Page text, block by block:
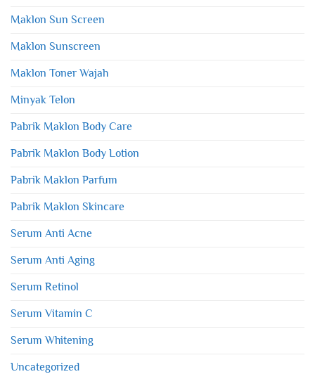
Maklon Sun Screen
Maklon Sunscreen
Maklon Toner Wajah
Minyak Telon
Pabrik Maklon Body Care
Pabrik Maklon Body Lotion
Pabrik Maklon Parfum
Pabrik Maklon Skincare
Serum Anti Acne
Serum Anti Aging
Serum Retinol
Serum Vitamin C
Serum Whitening
Uncategorized